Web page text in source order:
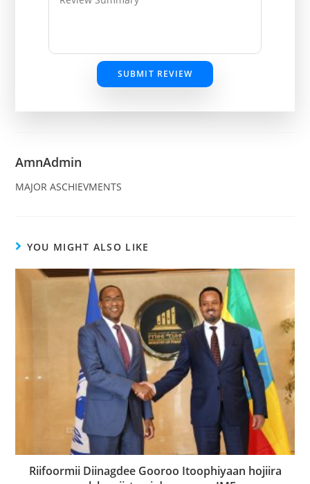
SUBMIT REVIEW
AmnAdmin
MAJOR ASCHIEVMENTS
YOU MIGHT ALSO LIKE
Riifoormii Diinagdee Gooroo Itoophiyaan hojiira